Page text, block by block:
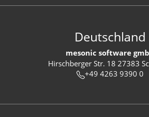
Deutschland
mesonic software
Hirschberger Str. 18 27383
+49 4263 9390 0